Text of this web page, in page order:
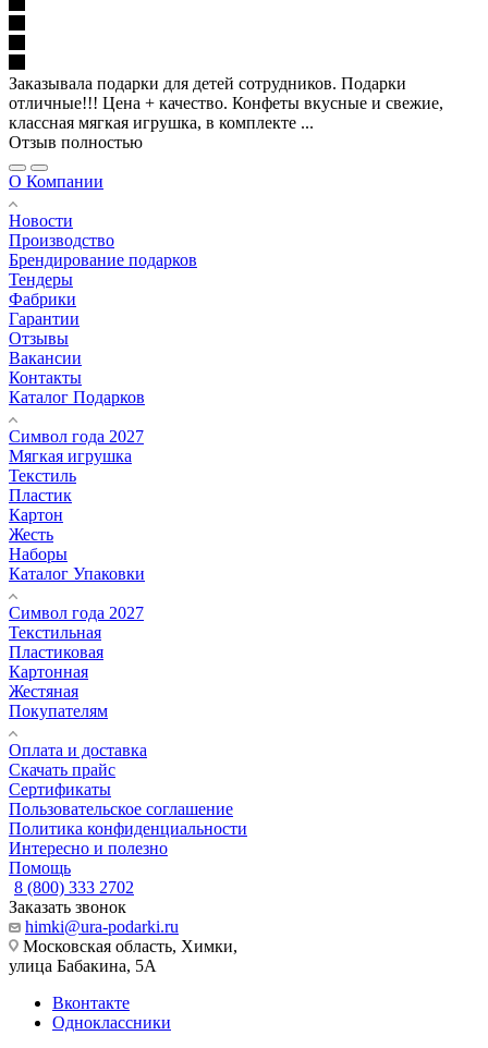
Заказывала подарки для детей сотрудников. Подарки
отличные!!! Цена + качество. Конфеты вкусные и свежие,
классная мягкая игрушка, в комплекте ...
Отзыв полностью
О Компании
Новости
Производство
Брендирование подарков
Тендеры
Фабрики
Гарантии
Отзывы
Вакансии
Контакты
Каталог Подарков
Символ года 2027
Мягкая игрушка
Текстиль
Пластик
Картон
Жесть
Наборы
Каталог Упаковки
Символ года 2027
Текстильная
Пластиковая
Картонная
Жестяная
Покупателям
Оплата и доставка
Скачать прайс
Сертификаты
Пользовательское соглашение
Политика конфиденциальности
Интересно и полезно
Помощь
8 (800) 333 2702
Заказать звонок
himki@ura-podarki.ru
Московская область, Химки,
улица Бабакина, 5А
Вконтакте
Одноклассники